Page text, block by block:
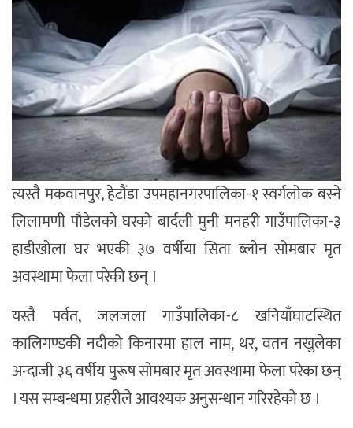
त्यस्तै मकवानपुर, हेटौंडा उपमहानगरपालिका-१ स्वर्गलोक बस्ने
लिलामणी पौडेलको घरको बार्दली मुनी मनहरी गाउँपालिका-३
हाडीखोला घर भएकी ३७ वर्षीया सिता ब्लोन सोमबार मृत
अवस्थामा फेला परेकी छन् ।
यस्तै पर्वत, जलजला गाउँपालिका-८ खनियाँघाटस्थित
कालिगण्डकी नदीको किनारमा हाल नाम, थर, वतन नखुलेका
अन्दाजी ३६ वर्षीय पुरूष सोमबार मृत अवस्थामा फेला परेका छन्
। यस सम्बन्धमा प्रहरीले आवश्यक अनुसन्धान गरिरहेको छ ।